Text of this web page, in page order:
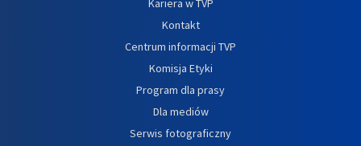
Kariera w TVP
Kontakt
Centrum informacji TVP
Komisja Etyki
Program dla prasy
Dla mediów
Serwis fotograficzny